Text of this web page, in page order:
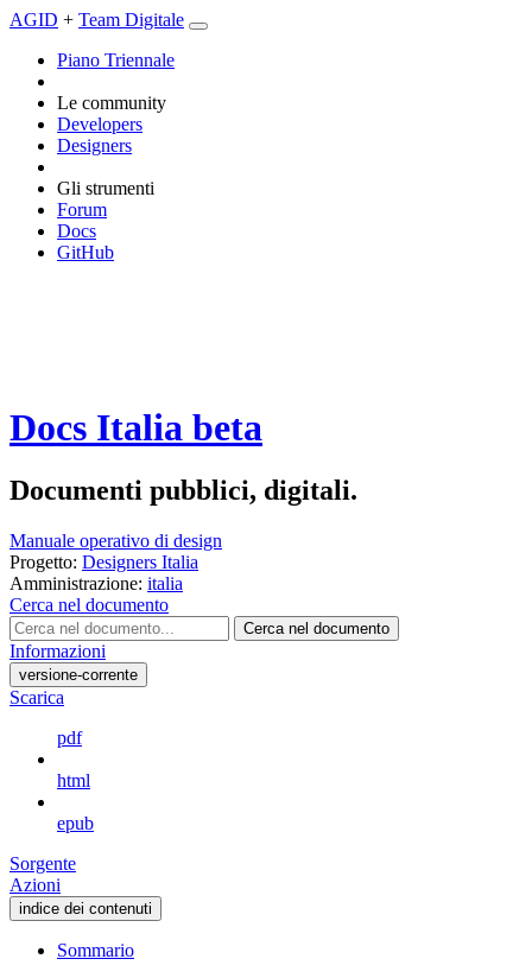
AGID + Team Digitale
Piano Triennale
Le community
Developers
Designers
Gli strumenti
Forum
Docs
GitHub
Docs Italia beta
Documenti pubblici, digitali.
Manuale operativo di design
Progetto: Designers Italia
Amministrazione: italia
Cerca nel documento
Cerca nel documento
Informazioni
versione-corrente
Scarica
pdf
html
epub
Sorgente
Azioni
indice dei contenuti
Sommario